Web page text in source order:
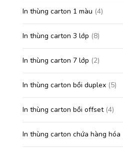
In thùng carton 1 màu (4)
In thùng carton 3 lớp (8)
In thùng carton 7 lớp (2)
In thùng carton bồi duplex (5)
In thùng carton bồi offset(4)
In thùng carton chứa hàng hóa